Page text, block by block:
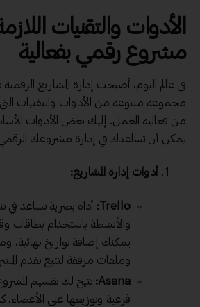
الأدوات والتقنيات
مشروع رقمي بفعالية
في عالم اليوم، أصبحت إدارة المشاريع
مجموعة متنوعة من الأدوات والتقنيات
من فعالية العمل. إليك بعض الأدوات
يمكن أن تساعدك في إدارة مشروعك الرقمي
أدوات إدارة المشاريع:
Trello:
أداة بصرية تساعد في
والأنشطة باستخدام بطاقات
يمكنك إضافة تواريخ نهائية،
وملفات مرفقة لتتبع تقدم
Asana: تتيح لك تقسيم
فرعية وتوزيعها على الأعضاء،